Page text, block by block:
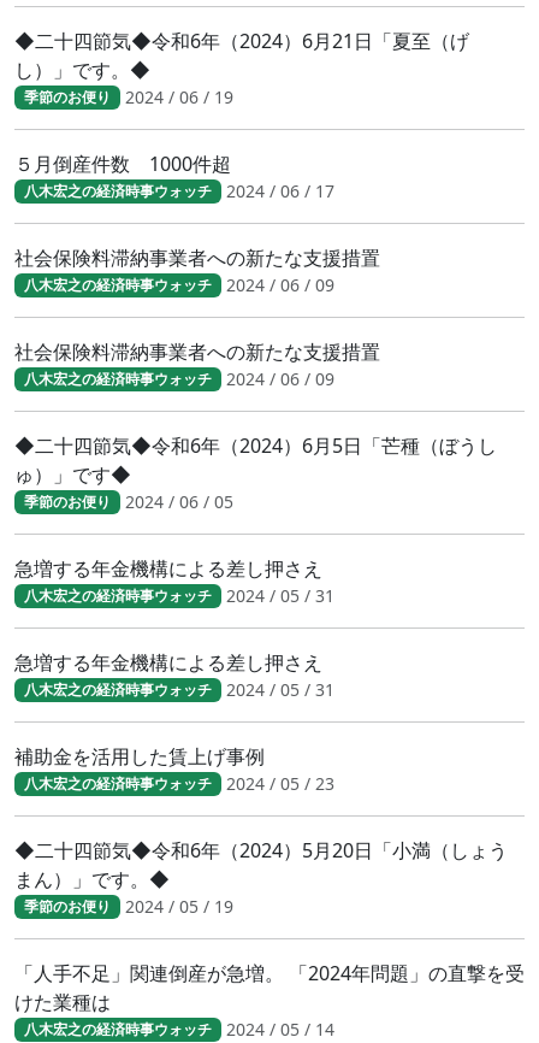
◆二十四節気◆令和6年（2024）6月21日「夏至（げ
し）」です。◆
季節のお便り 2024 / 06 / 19
５月倒産件数 1000件超
八木宏之の経済時事ウォッチ 2024 / 06 / 17
社会保険料滞納事業者への新たな支援措置
八木宏之の経済時事ウォッチ 2024 / 06 / 09
社会保険料滞納事業者への新たな支援措置
八木宏之の経済時事ウォッチ 2024 / 06 / 09
◆二十四節気◆令和6年（2024）6月5日「芒種（ぼうし
ゅ）」です◆
季節のお便り 2024 / 06 / 05
急増する年金機構による差し押さえ
八木宏之の経済時事ウォッチ 2024 / 05 / 31
急増する年金機構による差し押さえ
八木宏之の経済時事ウォッチ 2024 / 05 / 31
補助金を活用した賃上げ事例
八木宏之の経済時事ウォッチ 2024 / 05 / 23
◆二十四節気◆令和6年（2024）5月20日「小満（しょう
まん）」です。◆
季節のお便り 2024 / 05 / 19
「人手不足」関連倒産が急増。 「2024年問題」の直撃を受
けた業種は
八木宏之の経済時事ウォッチ 2024 / 05 / 14